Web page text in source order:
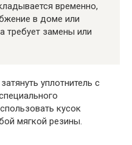
временно,
в доме или
требует замены или
уплотнитель с
кусок
мягкой резины.